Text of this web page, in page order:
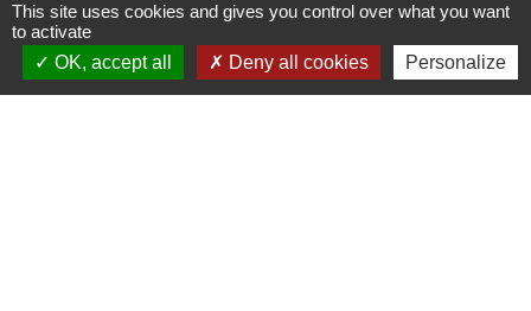
This site uses cookies and gives you control over what you want
to activate
OK, accept all
Deny all cookies Personalize